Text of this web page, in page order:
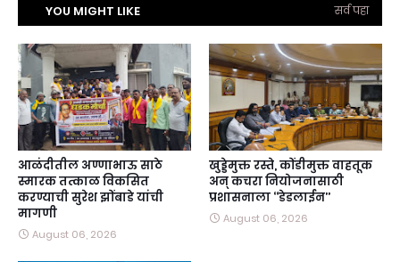
YOU MIGHT LIKE सर्व पहा
आळंदीतील अण्णाभाऊ साठे
स्मारक तत्काळ विकसित
करण्याची सुरेश झोंबाडे यांची
मागणी
August 06, 2026
खुड्डेमुक्त रस्ते, कोंडीमुक्त वाहतूक
अन्‌ कचरा नियोजनासाठी
प्रशासनाला ‘‘डेडलाईन’’
August 06, 2026